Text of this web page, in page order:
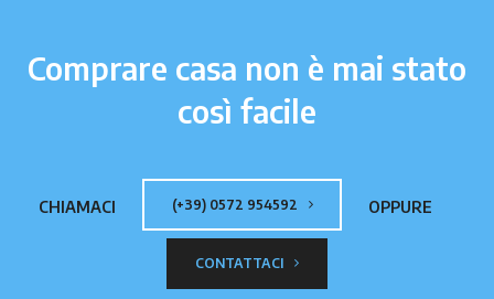
Comprare casa non è mai stato
così facile
CHIAMACI (+39) 0572 954592 OPPURE
CONTATTACI